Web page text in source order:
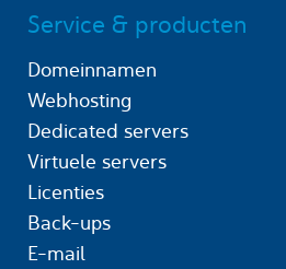
Service & producten
Domeinnamen
Webhosting
Dedicated servers
Virtuele servers
Licenties
Back-ups
E-mail